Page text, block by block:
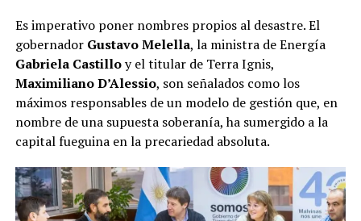
Es imperativo poner nombres propios al desastre. El
gobernador Gustavo Melella, la ministra de Energía
Gabriela Castilloy el titular de Terra Ignis,
Maximiliano D’Alessio, son señalados como los
máximos responsables de un modelo de gestión que, en
nombre de una supuesta soberanía, ha sumergido a la
capital fueguina en la precariedad absoluta.